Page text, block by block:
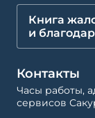
Книга
и
Контакты
Часы работы,
сервисов